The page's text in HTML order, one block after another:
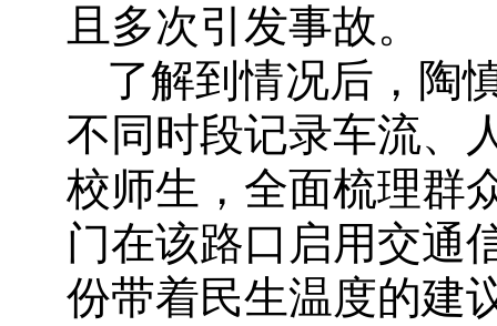
且多次引发事故。
了解到情况后，陶
不同时段记录车流、
校师生，全面梳理群
门在该路口启用交通
份带着民生温度的建